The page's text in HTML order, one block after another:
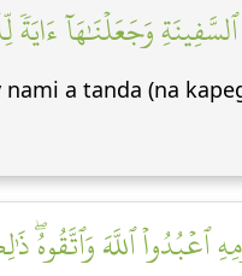
وَجَعَلۡنَٰهَآ ءَايَةٗ
a tanda (na
ٱعۡبُدُواْ ٱللَّهَ